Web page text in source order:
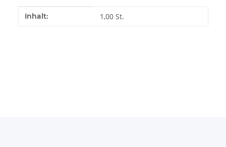
Produkteigenschaft
Wert
Inhalt: 1,00 St.